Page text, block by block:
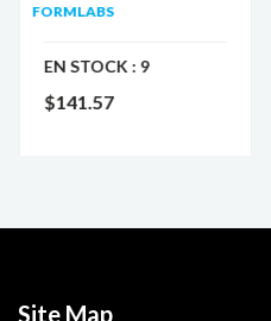
FORMLABS
EN STOCK : 9
$141.57
Site Map